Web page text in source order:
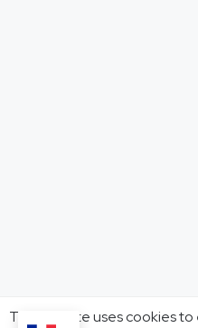
This website uses cookies